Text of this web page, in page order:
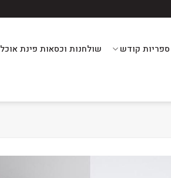
ספריות קודש שולחנות וכסאות פינת אוכל